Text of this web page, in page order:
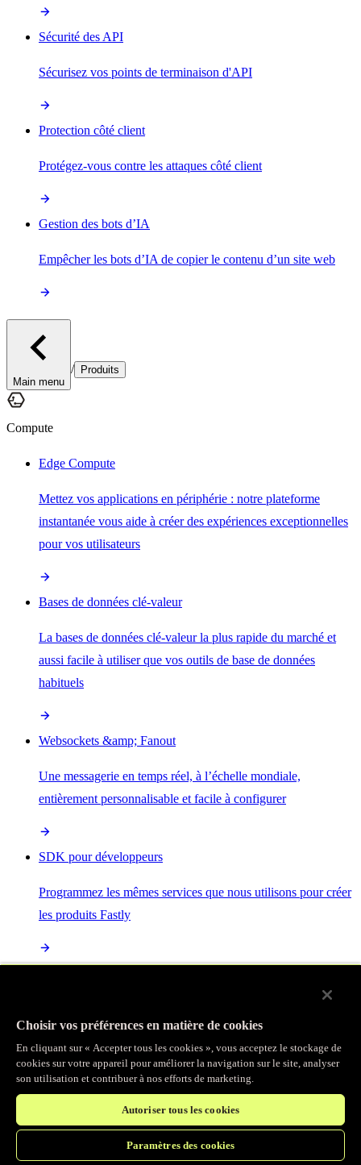
Sécurité des API
Sécurisez vos points de terminaison d'API
Protection côté client
Protégez-vous contre les attaques côté client
Gestion des bots d’IA
Empêcher les bots d’IA de copier le contenu d’un site web
Main menu
/ Produits
Compute
Edge Compute
Mettez vos applications en périphérie : notre plateforme
instantanée vous aide à créer des expériences exceptionnelles
pour vos utilisateurs
Bases de données clé-valeur
La bases de données clé-valeur la plus rapide du marché et
aussi facile à utiliser que vos outils de base de données
habituels
Websockets &amp; Fanout
Une messagerie en temps réel, à l’échelle mondiale,
entièrement personnalisable et facile à configurer
SDK pour développeurs
Programmez les mêmes services que nous utilisons pour créer
les produits Fastly
sur des normes ouvertes et intégrée à la suite complète de
produits Fastly
Accélérez vos charges de travail d’IA et gagnez en efficacité
Choisir vos préférences en matière de cookies
En cliquant sur « Accepter tous les cookies », vous acceptez le stockage de
cookies sur votre appareil pour améliorer la navigation sur le site, analyser
son utilisation et contribuer à nos efforts de marketing.
Autoriser tous les cookies
Paramètres des cookies